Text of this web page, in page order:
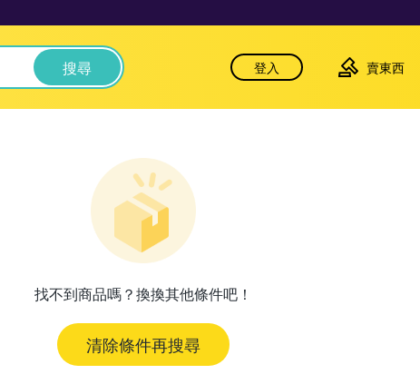
搜尋 登入 賣東西
找不到商品嗎？換換其他條件吧！
清除條件再搜尋